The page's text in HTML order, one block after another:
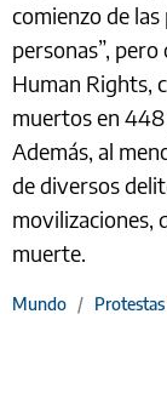
comienzo de
personas”,
Human Rights,
muertos en
Además, al
de diversos
movilizaciones,
muerte.
Mundo /